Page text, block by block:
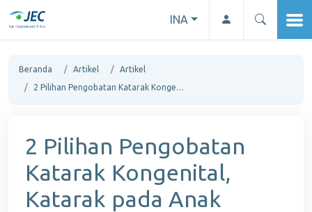
INA
Beranda Artikel
Artikel
2 Pilihan Pengobatan Katarak Kongenital, Katarak pada Anak
2 Pilihan Pengobatan
Katarak Kongenital,
Katarak pada Anak